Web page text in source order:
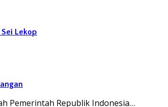
Lekop
Pemerintah Republik Indonesia…